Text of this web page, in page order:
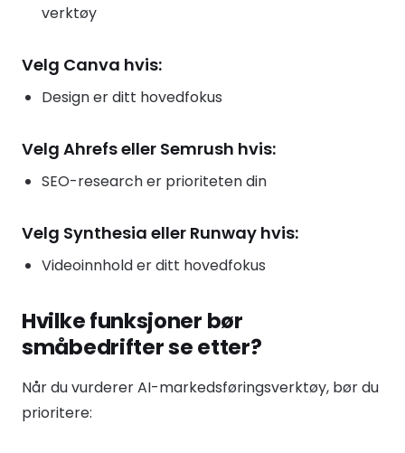
verktøy
Velg Canva hvis:
Design er ditt hovedfokus
Velg Ahrefs eller Semrush hvis:
SEO-research er prioriteten din
Velg Synthesia eller Runway hvis:
Videoinnhold er ditt hovedfokus
Hvilke funksjoner bør
småbedrifter se etter?
Når du vurderer AI-markedsføringsverktøy, bør du
prioritere: